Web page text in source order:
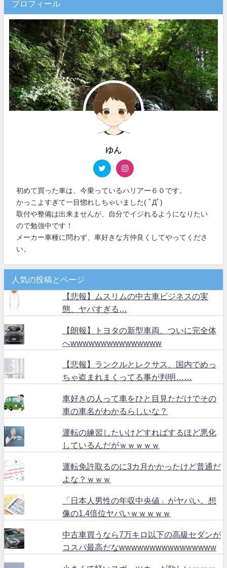
プロフィール
ゆん
初めて買った車は、今乗っているハリアー６０です。
かっこよすぎて一目惚れしちゃいました( ﾟДﾟ)
取付や整備は出来ませんが、自分でイジれるようになりたい
ので勉強中です！
メーカー車種に問わず、車好きな方仲良くしてやってくださ
い。
人気の投稿とページ
【悲報】ムスリムの中古車ビジネスの実
態、ヤバすぎる…
【朗報】トヨタの新型車両、ついに完全体
へwwwwwwwwwwwwwww
【悲報】ランクルとレクサス、国内でめっ
ちゃ盗まれまくってる事が判明……
車好きの人って車をひと目見ただけでその
車の車名がわかるらしいな？
運転の練習したいけどすればするほど悪化
しているんだがｗｗｗｗｗ
運転免許取るのに3カ月かかったけど普通だ
よな？ｗｗｗ
「日本人男性の年収中央値」がヤバい。想
像の1.4倍位ヤバいｗｗｗｗｗ
中古車買うなら7万キロ以下の高級セダンが
コスパ最高だなwwwwwwwwwwwwwwww